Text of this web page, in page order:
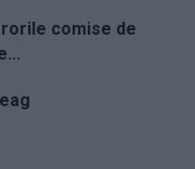
comise de